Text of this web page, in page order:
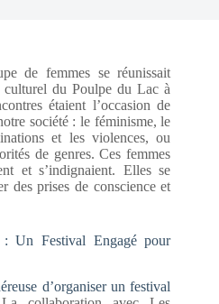
de femmes se réunissait
culturel du Poulpe du Lac à
étaient l’occasion de
société : le féminisme, le
et les violences, ou
de genres. Ces femmes
et s’indignaient. Elles se
des prises de conscience et
Un Festival Engagé pour
d’organiser un festival